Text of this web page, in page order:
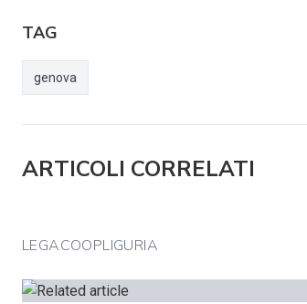
TAG
genova
ARTICOLI CORRELATI
LEGACOOPLIGURIA